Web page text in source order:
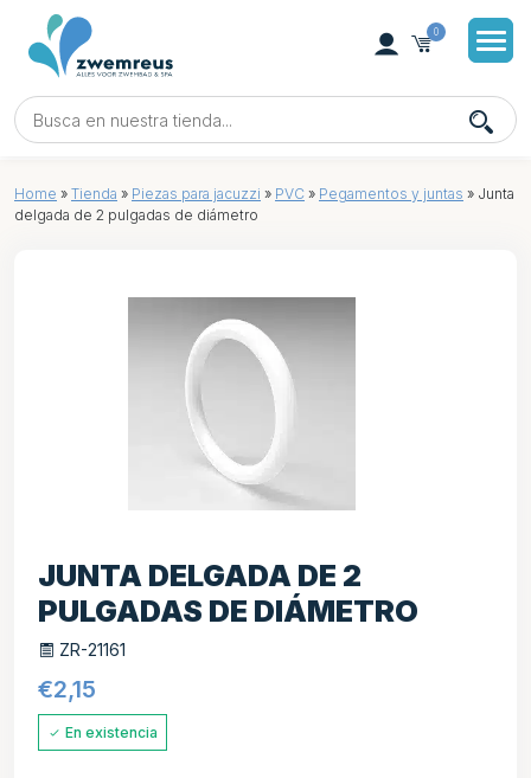
0
Home » Tienda » Piezas para jacuzzi » PVC » Pegamentos y juntas » Junta
delgada de 2 pulgadas de diámetro
JUNTA DELGADA DE 2
PULGADAS DE DIÁMETRO
ZR-21161
€2,15
En existencia